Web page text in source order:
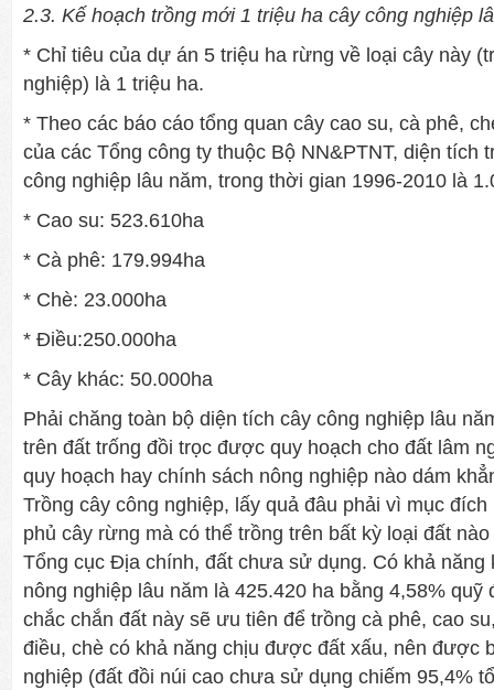
2.3. Kế hoạch trồng mới 1 triệu ha cây công nghiệp
* Chỉ tiêu của dự án 5 triệu ha rừng về loại cây này
nghiệp) là 1 triệu ha.
* Theo các báo cáo tổng quan cây cao su, cà phê,
của các Tổng công ty thuộc Bộ NN&PTNT, diện tích
công nghiệp lâu năm, trong thời gian 1996-2010 là
* Cao su: 523.610ha
* Cà phê: 179.994ha
* Chè: 23.000ha
* Điều:250.000ha
* Cây khác: 50.000ha
Phải chăng toàn bộ diện tích cây công nghiệp lâu
trên đất trống đồi trọc được quy hoạch cho đất lâm
quy hoạch hay chính sách nông nghiệp nào dám
Trồng cây công nghiệp, lấy quả đâu phải vì mục
phủ cây rừng mà có thể trồng trên bất kỳ loại đất
Tổng cục Địa chính, đất chưa sử dụng. Có khả năng
nông nghiệp lâu năm là 425.420 ha bằng 4,58% quỹ
chắc chắn đất này sẽ ưu tiên để trồng cà phê, cao
điều, chè có khả năng chịu được đất xấu, nên được
nghiệp (đất đồi núi cao chưa sử dụng chiếm 95,4%